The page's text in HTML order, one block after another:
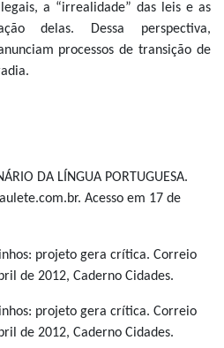
a “irrealidade” das leis e as
delas. Dessa perspectiva,
processos de transição de
DA LÍNGUA PORTUGUESA.
Acesso em 17 de
projeto gera crítica. Correio
de 2012, Caderno Cidades.
projeto gera crítica. Correio
de 2012, Caderno Cidades.